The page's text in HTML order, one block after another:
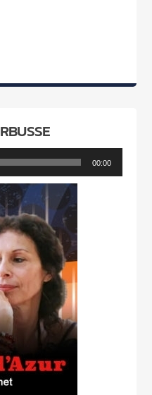
00:00